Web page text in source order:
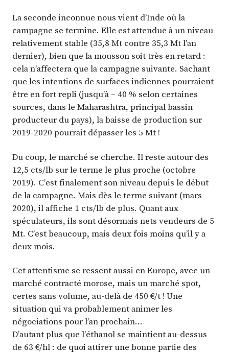
La seconde inconnue nous vient d’Inde où la
campagne se termine. Elle est attendue à un niveau
relativement stable (35,8 Mt contre 35,3 Mt l’an
dernier), bien que la mousson soit très en retard :
cela n’affectera que la campagne suivante. Sachant
que les intentions de surfaces indiennes pourraient
être en fort repli (jusqu’à – 40 % selon certaines
sources, dans le Maharashtra, principal bassin
producteur du pays), la baisse de production sur
2019-2020 pourrait dépasser les 5 Mt !
Du coup, le marché se cherche. Il reste autour des
12,5 cts/lb sur le terme le plus proche (octobre
2019). C’est finalement son niveau depuis le début
de la campagne. Mais dès le terme suivant (mars
2020), il affiche 1 cts/lb de plus. Quant aux
spéculateurs, ils sont désormais nets vendeurs de 5
Mt. C’est beaucoup, mais deux fois moins qu’il y a
deux mois.
Cet attentisme se ressent aussi en Europe, avec un
marché contracté morose, mais un marché spot,
certes sans volume, au-delà de 450 €/t ! Une
situation qui va probablement animer les
négociations pour l’an prochain…
D’autant plus que l’éthanol se maintient au-dessus
de 63 €/hl : de quoi attirer une bonne partie des